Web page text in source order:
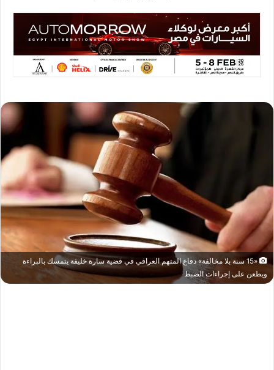
«15 سنة بلا مخالفة» دفاع المتهم العراقي في قضية سارة خليفة يتمسك بالبراءة
ويطعن على إجراءات الضبط